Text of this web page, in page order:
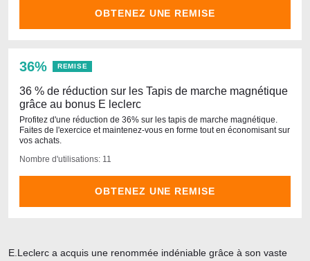
OBTENEZ UNE REMISE
36% REMISE
36 % de réduction sur les Tapis de marche magnétique
grâce au bonus E leclerc
Profitez d'une réduction de 36% sur les tapis de marche magnétique.
Faites de l'exercice et maintenez-vous en forme tout en économisant sur
vos achats.
Nombre d'utilisations: 11
OBTENEZ UNE REMISE
E.Leclerc a acquis une renommée indéniable grâce à son vaste